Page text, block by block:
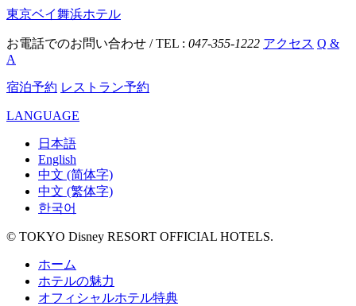
東京ベイ舞浜ホテル
お電話でのお問い合わせ / TEL : 047-355-1222 アクセス Q &
A
宿泊予約 レストラン予約
LANGUAGE
日本語
English
中文 (简体字)
中文 (繁体字)
한국어
© TOKYO Disney RESORT OFFICIAL HOTELS.
ホーム
ホテルの魅力
オフィシャルホテル特典